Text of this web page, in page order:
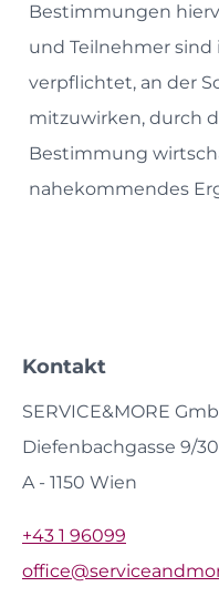
Bestimmungen
und Teilnehmer sind
verpflichtet, an der
mitzuwirken, durch
Bestimmung
nahekommendes
Kontakt
SERVICE&MORE
Diefenbachgasse 9/
A - 1150 Wien
+43 1 96099